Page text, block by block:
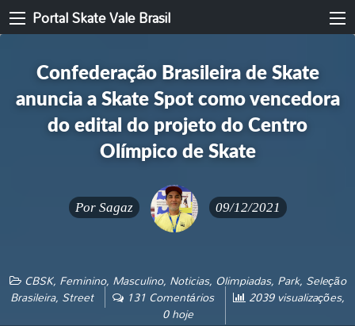
Portal Skate Vale Brasil
Confederação Brasileira de Skate
anuncia a Skate Spot como vencedora
do edital do projeto do Centro
Olímpico de Skate
Por Sagaz 09/12/2021
CBSK, Feminino, Masculino, Noticias, Olimpiadas, Park, Seleção
Brasileira, Street 131 Comentários 2039 visualizações,
0 hoje